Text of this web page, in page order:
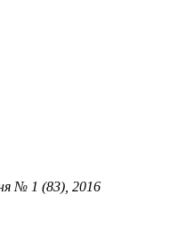
№ 1 (83), 2016